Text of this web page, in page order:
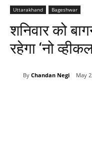
Uttarakhand Bageshwar
शनिवार को
रहेगा ‘नो
By Chandan Negi May